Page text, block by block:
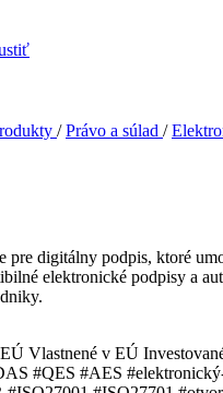
/ Právo a súlad /
pre digitálny podpis, ktoré
elektronické podpisy a
Vlastnené v EÚ
#QES #AES